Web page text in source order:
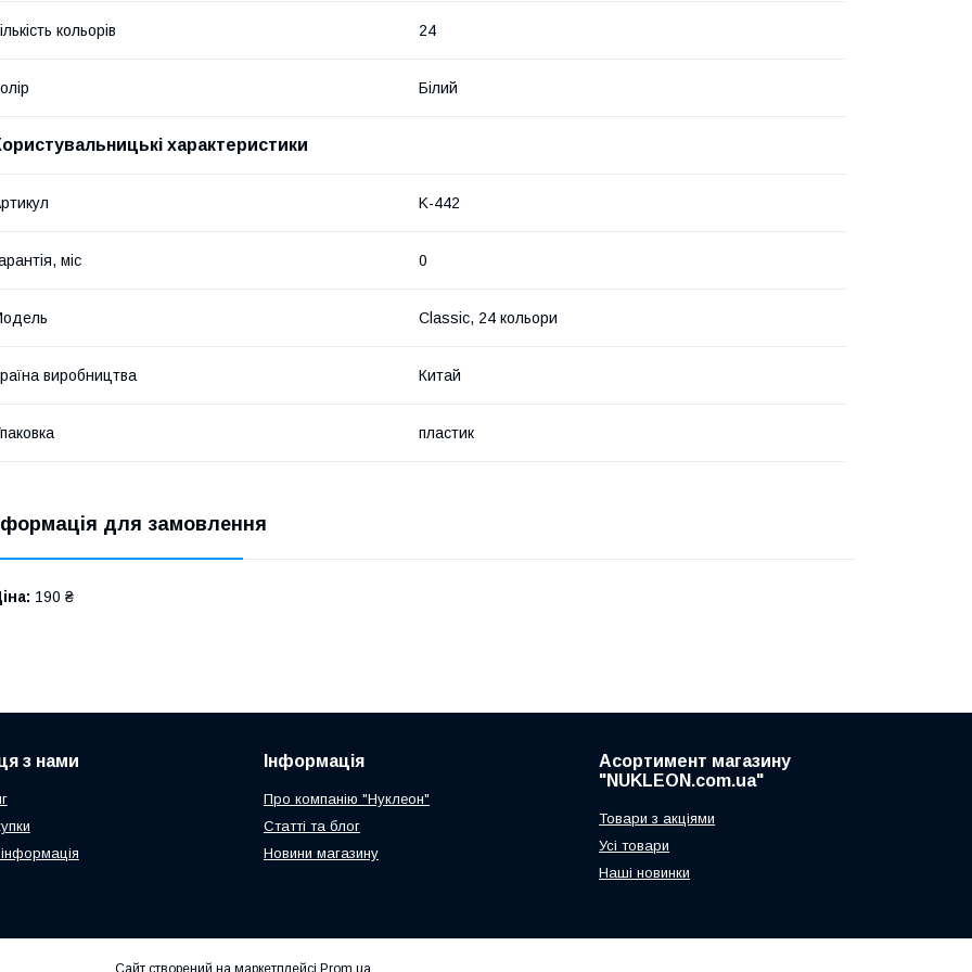
кольорів 24
Білий
характеристики
K-442
міс 0
Classic, 24 кольори
виробництва Китай
пластик
для замовлення
190 ₴
з нами Інформація
Про компанію "Нуклеон"
Статті та блог
Новини магазину
Асортимент магазину
"NUKLEON.com.ua"
Товари з акціями
Усі товари
Наші новинки
Сайт створений на маркетплейсі Prom.ua